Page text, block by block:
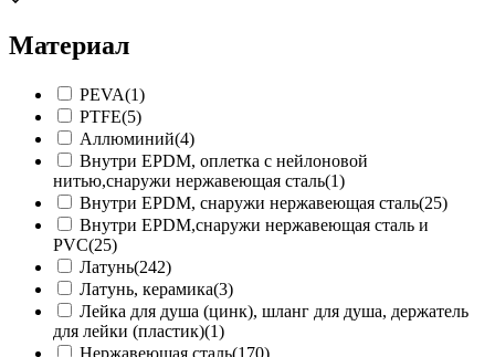
Материал
PEVA(1)
PTFE(5)
Аллюминий(4)
Внутри EPDM, оплетка с нейлоновой
нитью,снаружи нержавеющая сталь(1)
Внутри EPDM, снаружи нержавеющая сталь(25)
Внутри EPDM,снаружи нержавеющая сталь и
PVC(25)
Латунь(242)
Латунь, керамика(3)
Лейка для душа (цинк), шланг для душа, держатель
для лейки (пластик)(1)